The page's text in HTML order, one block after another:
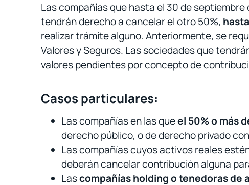
Las compañías que hasta el 30 de
tendrán derecho a cancelar el otro 50%,
realizar trámite alguno. Anteriormente, se
Valores y Seguros. Las sociedades que
valores pendientes por concepto de
Casos particulares:
Las compañías en las queel 50% o más
derecho público, o de derecho privado
Las compañías cuyos activos reales
deberán cancelar contribución alguna
Lascompañías holding o tenedoras de